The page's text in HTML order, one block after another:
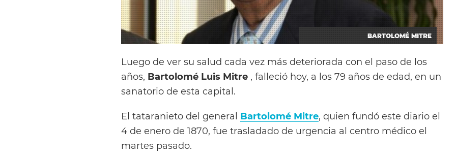
BARTOLOMÉ MITRE
Luego de ver su salud cada vez más deteriorada con el paso de los
años, Bartolomé Luis Mitre , falleció hoy, a los 79 años de edad, en un
sanatorio de esta capital.
El tataranieto del general Bartolomé Mitre, quien fundó este diario el
4 de enero de 1870, fue trasladado de urgencia al centro médico el
martes pasado.